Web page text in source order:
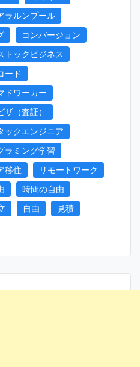
ラルンプール
コンバージョン
トックビジネス
ード
ドワーカー
ザ（査証）
ックエンジニア
ラミング学習
移住
リモートワーク
時間の自由
自由
見積